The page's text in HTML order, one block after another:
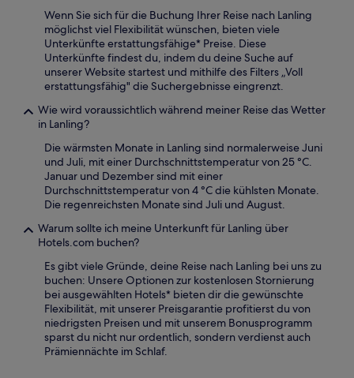
Wenn Sie sich für die Buchung Ihrer Reise nach Lanling
möglichst viel Flexibilität wünschen, bieten viele
Unterkünfte erstattungsfähige* Preise. Diese
Unterkünfte findest du, indem du deine Suche auf
unserer Website startest und mithilfe des Filters „Voll
erstattungsfähig" die Suchergebnisse eingrenzt.
Wie wird voraussichtlich während meiner Reise das Wetter
in Lanling?
Die wärmsten Monate in Lanling sind normalerweise Juni
und Juli, mit einer Durchschnittstemperatur von 25 °C.
Januar und Dezember sind mit einer
Durchschnittstemperatur von 4 °C die kühlsten Monate.
Die regenreichsten Monate sind Juli und August.
Warum sollte ich meine Unterkunft für Lanling über
Hotels.com buchen?
Es gibt viele Gründe, deine Reise nach Lanling bei uns zu
buchen: Unsere Optionen zur kostenlosen Stornierung
bei ausgewählten Hotels* bieten dir die gewünschte
Flexibilität, mit unserer Preisgarantie profitierst du von
niedrigsten Preisen und mit unserem Bonusprogramm
sparst du nicht nur ordentlich, sondern verdienst auch
Prämiennächte im Schlaf.